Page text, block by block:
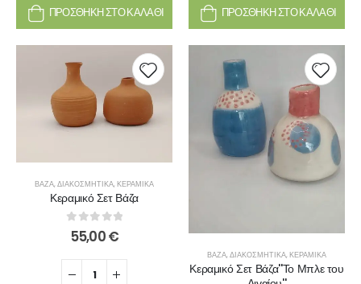
ΠΡΟΣΘΉΚΗ ΣΤΟ ΚΑΛΆΘΙ ΠΡΟΣΘΉΚΗ ΣΤΟ ΚΑΛΆΘΙ
ΒΆΖΑ,ΔΙΑΚΟΣΜΗΤΙΚΆ,ΚΕΡΑΜΙΚΆ
Κεραμικό Σετ Βάζα
0out of 5
55,00€
ΒΆΖΑ,ΔΙΑΚΟΣΜΗΤΙΚΆ,ΚΕΡΑΜΙΚΆ
Κεραμικό Σετ Βάζα''Το Μπλε του